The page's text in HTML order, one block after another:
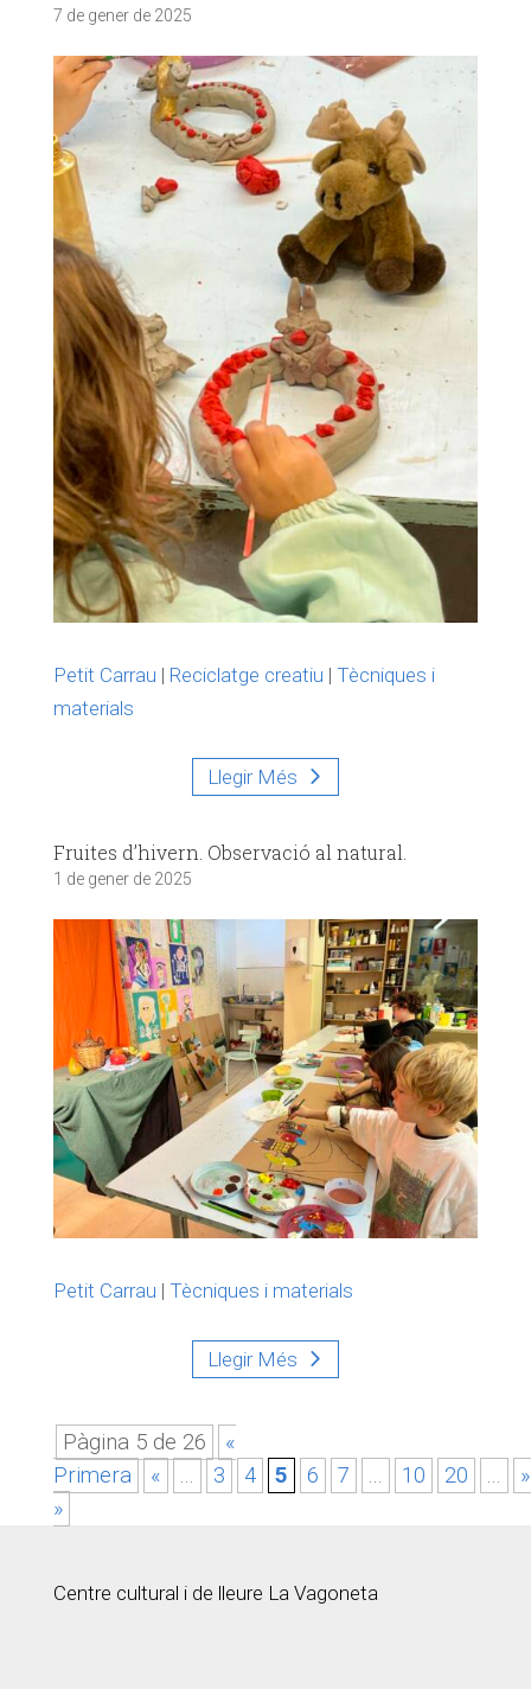
7 de gener de 2025
Petit Carrau | Reciclatge creatiu | Tècniques i
materials
Llegir Més
Fruites d’hivern. Observació al natural.
1 de gener de 2025
Petit Carrau | Tècniques i materials
Llegir Més
Pàgina 5 de 26
«
Primera
« ... 3 4 5 6 7 ... 10 20 ...
»
»
Centre cultural i de lleure La Vagoneta